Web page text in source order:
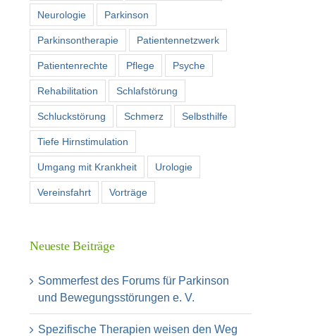
Neurologie Parkinson
Parkinsontherapie Patientennetzwerk
Patientenrechte Pflege Psyche
Rehabilitation Schlafstörung
Schluckstörung Schmerz Selbsthilfe
Tiefe Hirnstimulation
Umgang mit Krankheit Urologie
Vereinsfahrt Vorträge
Neueste Beiträge
Sommerfest des Forums für Parkinson
und Bewegungsstörungen e. V.
Spezifische Therapien weisen den Weg